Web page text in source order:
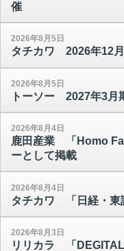
催
2026年8月5日
タチカワ 2026年12
2026年8月5日
トーソー 2027年3月
2026年8月4日
鹿田産業 「Homo
ーとして掲載
2026年8月4日
タチカワ 「日経・東
2026年8月3日
リリカラ 「